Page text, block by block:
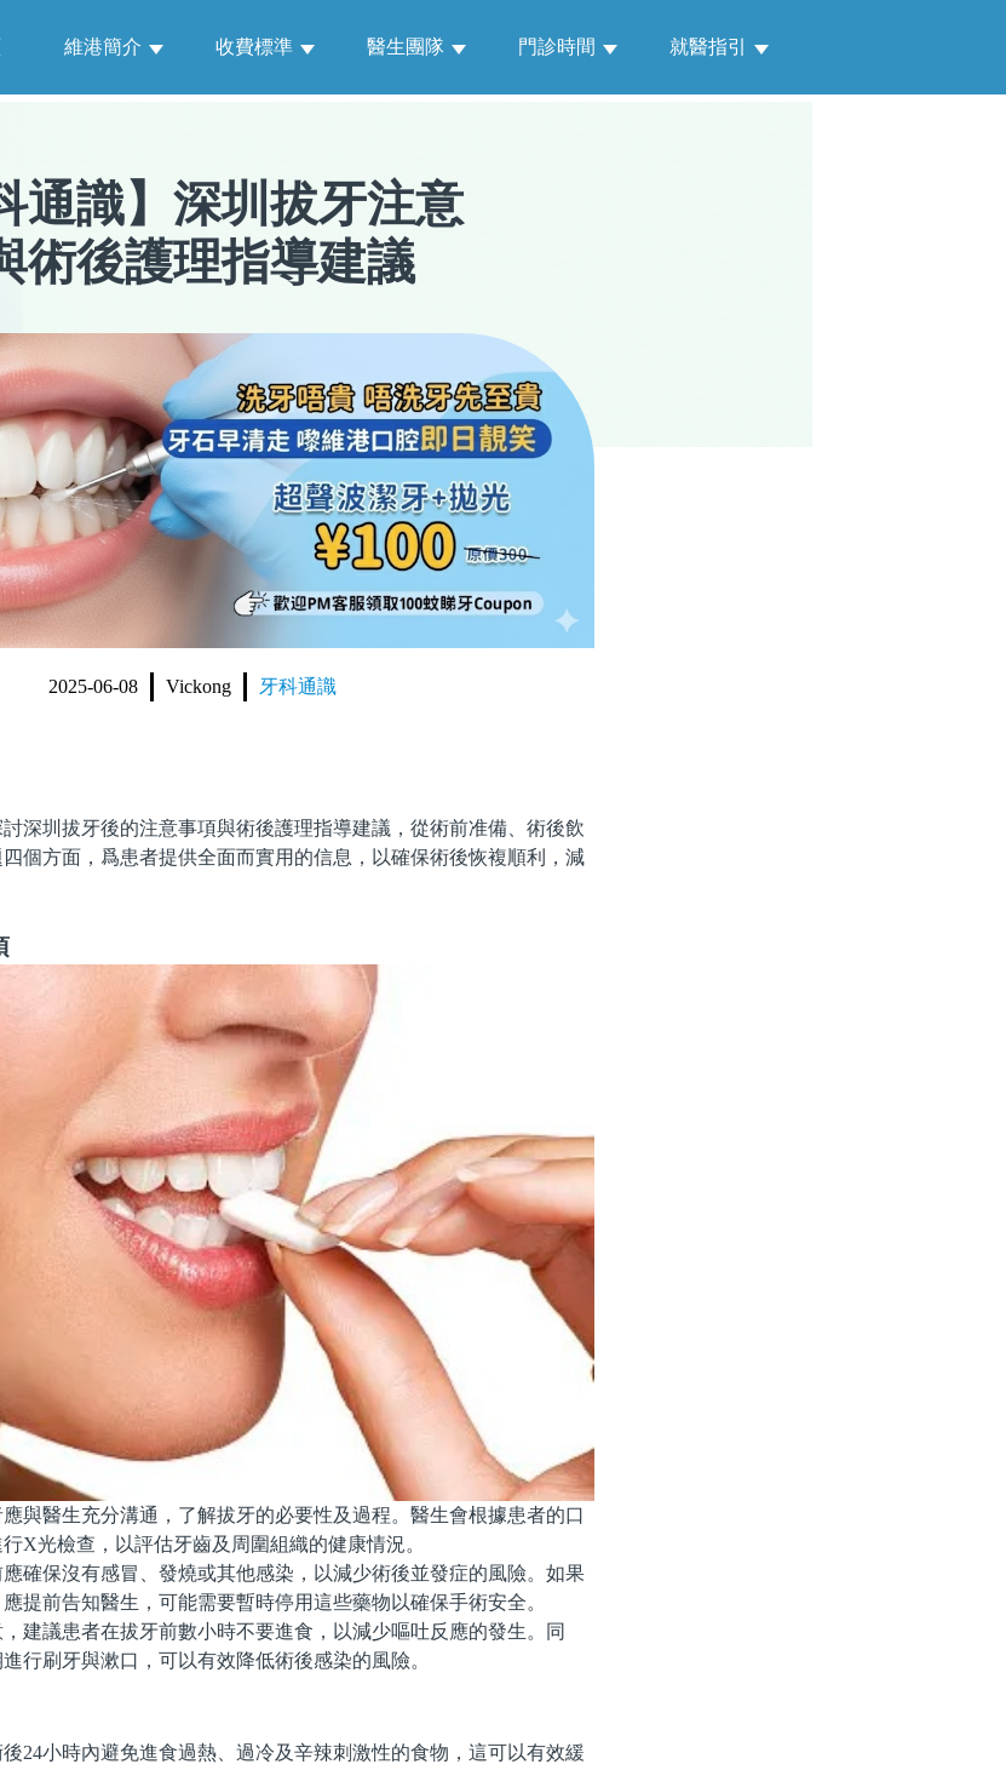
維港簡介 收費標準 醫生團隊 門診時間 就醫指引
通識】 深圳拔牙注意
術後護理指導建議
2025-06-08 Vickong 牙科通識
圳拔牙後的注意事項與術後護理指導建議，從術前准備、術後飲
個方面，爲患者提供全面而實用的信息，以確保術後恢複順利，減
醫生充分溝通，了解拔牙的必要性及過程。醫生會根據患者的口
X光檢查，以評估牙齒及周圍組織的健康情況。
保沒有感冒、發燒或其他感染，以減少術後並發症的風險。如果
提前告知醫生，可能需要暫時停用這些藥物以確保手術安全。
議患者在拔牙前數小時不要進食，以減少嘔吐反應的發生。同
行刷牙與漱口，可以有效降低術後感染的風險。
小時內避免進食過熱、過冷及辛辣刺激性的食物，這可以有效緩